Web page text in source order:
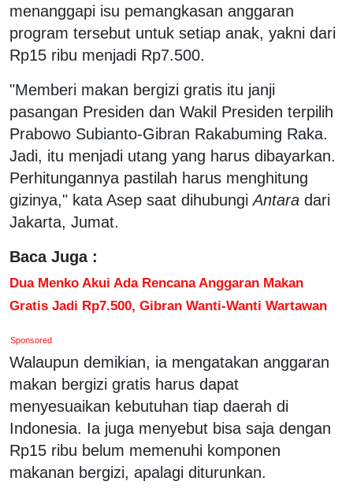
menanggapi isu pemangkasan anggaran
program tersebut untuk setiap anak, yakni dari
Rp15 ribu menjadi Rp7.500.
"Memberi makan bergizi gratis itu janji
pasangan Presiden dan Wakil Presiden terpilih
Prabowo Subianto-Gibran Rakabuming Raka.
Jadi, itu menjadi utang yang harus dibayarkan.
Perhitungannya pastilah harus menghitung
gizinya," kata Asep saat dihubungiAntara dari
Jakarta, Jumat.
Baca Juga :
Dua Menko Akui Ada Rencana Anggaran Makan
Gratis Jadi Rp7.500, Gibran Wanti-Wanti Wartawan
Sponsored
Walaupun demikian, ia mengatakan anggaran
makan bergizi gratis harus dapat
menyesuaikan kebutuhan tiap daerah di
Indonesia. Ia juga menyebut bisa saja dengan
Rp15 ribu belum memenuhi komponen
makanan bergizi, apalagi diturunkan.